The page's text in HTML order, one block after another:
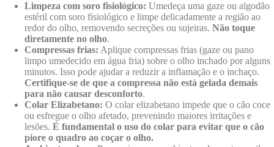
Limpeza com soro fisiológico: Umedeça uma gaze ou algodão
estéril com soro fisiológico e limpe delicadamente a região ao
redor do olho, removendo secreções ou sujeiras. Não toque
diretamente no olho.
Compressas frias: Aplique compressas frias (gaze ou pano
limpo umedecido em água fria) sobre o olho inchado por alguns
minutos. Isso pode ajudar a reduzir a inflamação e o inchaço.
Certifique-se de que a compressa não está gelada demais
para não causar desconforto.
Colar Elizabetano: O colar elizabetano impede que o cão coce
ou esfregue o olho afetado, prevenindo maiores irritações e
lesões. É fundamental o uso do colar para evitar que o cão
piore o quadro ao coçar o olho.